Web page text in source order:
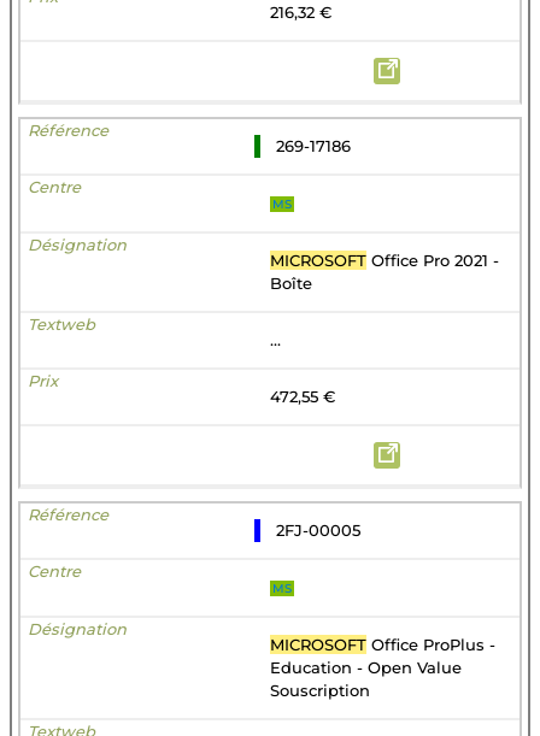
216,32 €
269-17186
MS
MICROSOFT Office Pro 2021 -
Boîte
...
472,55 €
2FJ-00005
MS
MICROSOFT Office ProPlus -
Education - Open Value
Souscription